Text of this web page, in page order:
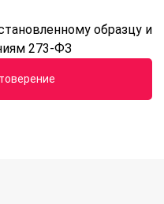
образцу и
273-ФЗ